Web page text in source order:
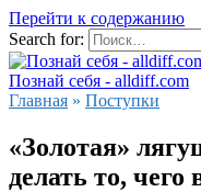
Перейти к содержанию
Search for:
Познай себя - alldiff.com
Главная » Поступки
«Золотая»
делать то, чего